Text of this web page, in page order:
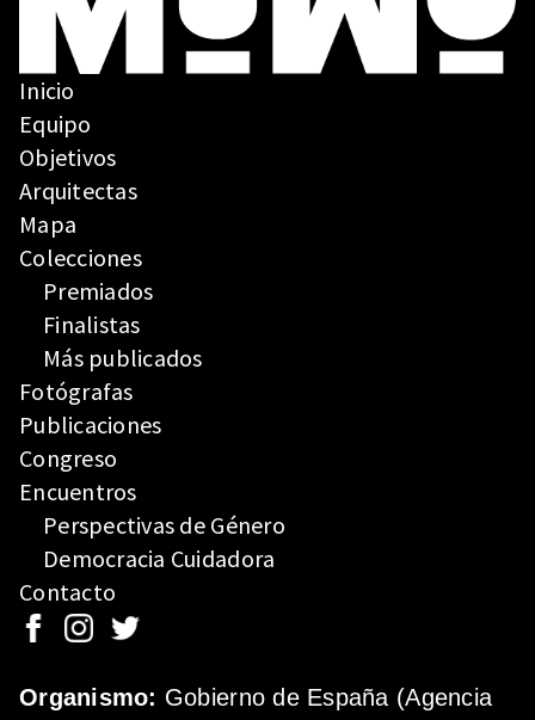
Inicio
Equipo
Objetivos
Arquitectas
Mapa
Colecciones
Premiados
Finalistas
Más publicados
Fotógrafas
Publicaciones
Congreso
Encuentros
Perspectivas de Género
Democracia Cuidadora
Contacto
Organismo: Gobierno de España (Agencia